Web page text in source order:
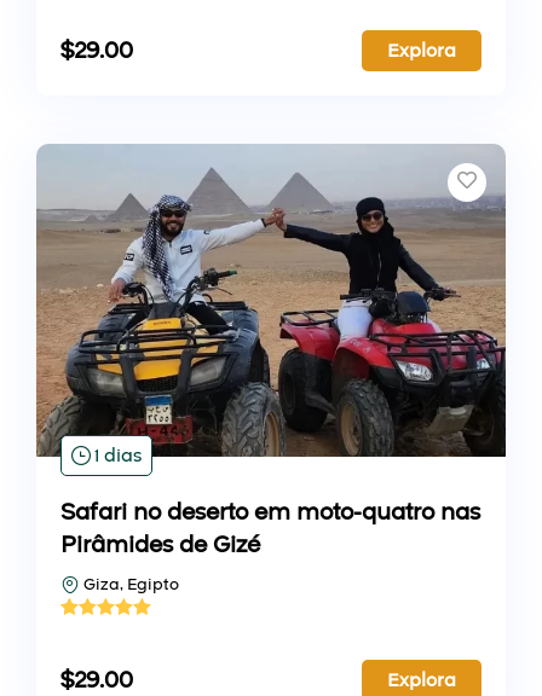
$29.00 Explora
1 dias
Safari no deserto em moto-quatro nas
Pirâmides de Gizé
Giza, Egipto
$29.00 Explora